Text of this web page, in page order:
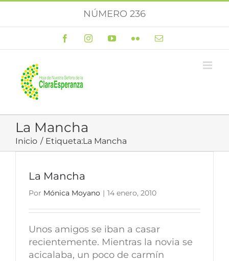
NÚMERO 236
FacebookInstagramYouTubeFlickr Correo
La Mancha
Inicio Etiqueta:La Mancha
La Mancha
Por Mónica Moyano | 14 enero, 2010
Unos amigos se iban a casar
recientemente. Mientras la novia se
acicalaba, un poco de carmín